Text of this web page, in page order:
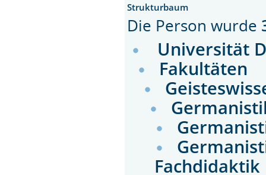
Strukturbaum
Die Person wurde
Universität
Fakultäten
Fachdidaktik